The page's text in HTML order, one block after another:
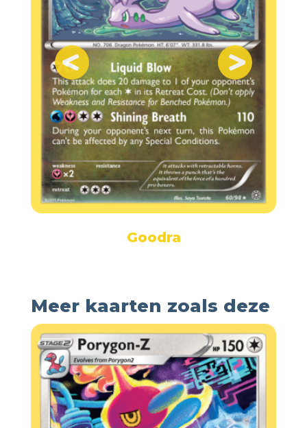
Goodra
Meer kaarten zoals deze